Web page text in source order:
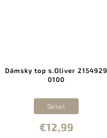
Dámsky top s.Oliver 2154929
0100
€12,99
Detail